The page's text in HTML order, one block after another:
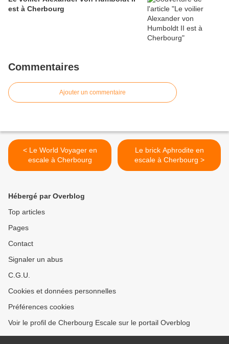
est à Cherbourg
Commentaires
Ajouter un commentaire
< Le World Voyager en
escale à Cherbourg
Le brick Aphrodite en
escale à Cherbourg >
Hébergé par Overblog
Top articles
Pages
Contact
Signaler un abus
C.G.U.
Cookies et données personnelles
Préférences cookies
Voir le profil de Cherbourg Escale sur le portail Overblog